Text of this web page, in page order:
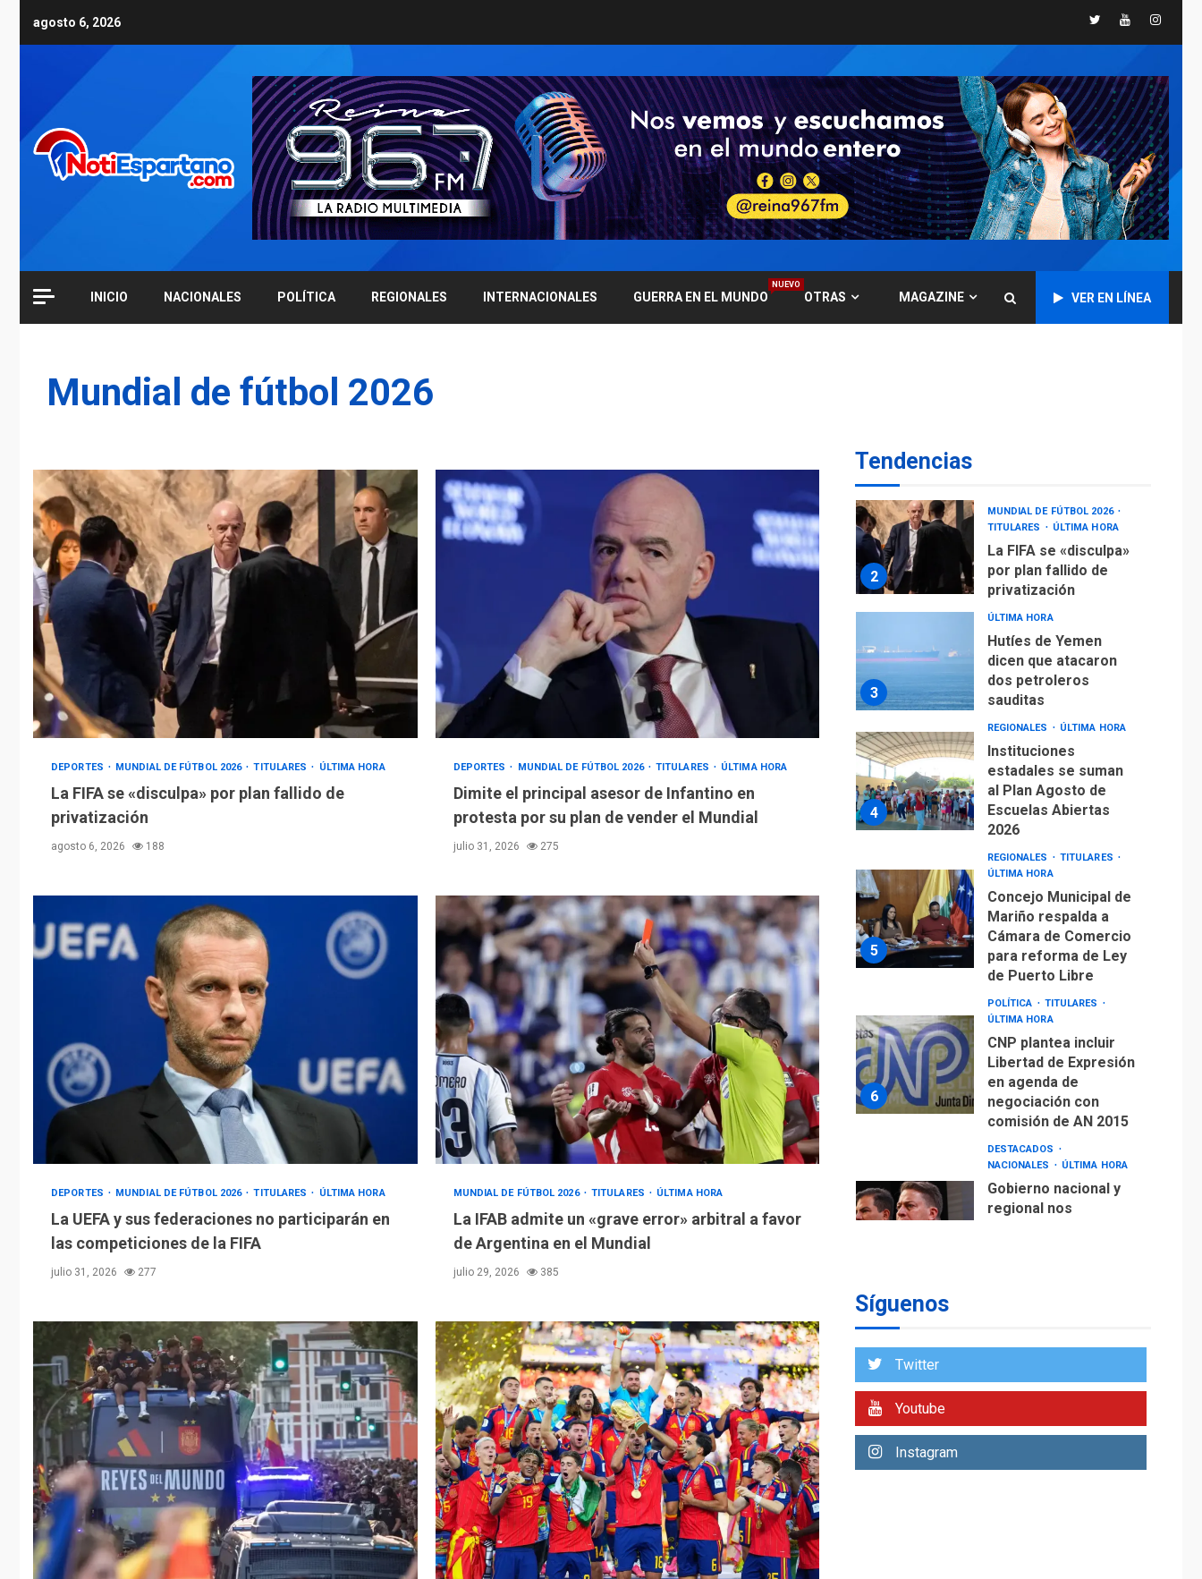
agosto 6, 2026 TwitterYoutube
INICIO NACIONALES POLÍTICA REGIONALES INTERNACIONALES GUERRA EN EL MUNDO
NUEVO
OTRAS MAGAZINE VER EN LÍNEA
Mundial de fútbol 2026
DEPORTES MUNDIAL DE FÚTBOL 2026 TITULARES ÚLTIMA HORA
La FIFA se «disculpa» por plan fallido de
privatización
agosto 6, 2026 188
DEPORTES MUNDIAL DE FÚTBOL 2026 TITULARES ÚLTIMA HORA
Dimite el principal asesor de Infantino en
protesta por su plan de vender el Mundial
julio 31, 2026 275
DEPORTES MUNDIAL DE FÚTBOL 2026 TITULARES ÚLTIMA HORA
La UEFA y sus federaciones no participarán en
las competiciones de la FIFA
julio 31, 2026 277
MUNDIAL DE FÚTBOL 2026 TITULARES ÚLTIMA HORA
La IFAB admite un «grave error» arbitral a favor
de Argentina en el Mundial
julio 29, 2026 385
Tendencias
6
TITULARES
CNP plantea incluir
Libertad de Expresión
en agenda de
negociación con
comisión de AN 2015
7
DESTACADOS
NACIONALES
ÚLTIMA HORA
Gobierno nacional y
regional nos
respaldaron desde el
primer momento tras
asegura Gustavo
Duque
2
MUNDIAL DE FÚTBOL 2026
TITULARES
ÚLTIMA HORA
La FIFA se «disculpa»
por plan fallido de
privatización
3
ÚLTIMA HORA
Hutíes de Yemen
dicen que atacaron
dos petroleros
sauditas
4
REGIONALES ÚLTIMA HORA
Instituciones
estadales se suman
al Plan Agosto de
Escuelas Abiertas
2026
5
REGIONALES
TITULARES
ÚLTIMA HORA
Concejo Municipal de
Mariño respalda a
Cámara de Comercio
para reforma de Ley
de Puerto Libre
6
POLÍTICA
TITULARES
ÚLTIMA HORA
CNP plantea incluir
Libertad de Expresión
en agenda de
negociación con
comisión de AN 2015
DESTACADOS
NACIONALES
ÚLTIMA HORA
Gobierno nacional y
regional nos
1
ÚLTIMA HORA
operaciones de carga
Aeropuerto de
Síguenos
Twitter
Youtube
Instagram